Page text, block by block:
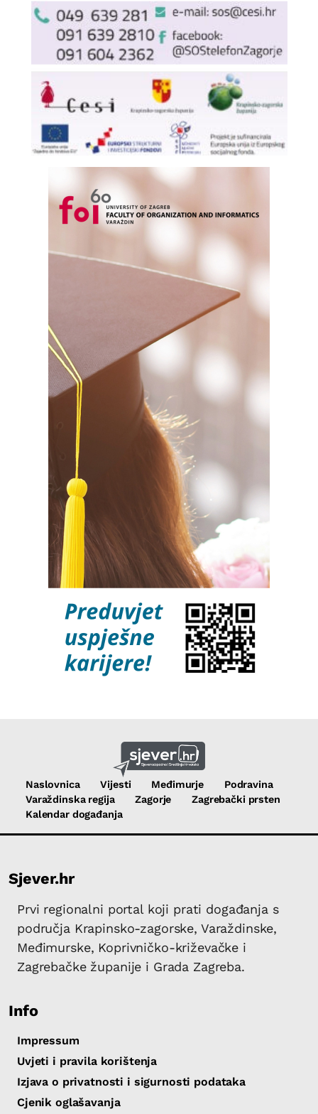
Naslovnica Vijesti Međimurje
Podravina
Varaždinska regija
Zagorje
Zagrebački prsten
Kalendar događanja
Sjever.hr
Prvi regionalni portal koji prati događanja s
područja Krapinsko-zagorske, Varaždinske,
Međimurske, Koprivničko-križevačke i
Zagrebačke županije i Grada Zagreba.
Info
Impressum
Uvjeti i pravila korištenja
Izjava o privatnosti i sigurnosti podataka
Cjenik oglašavanja